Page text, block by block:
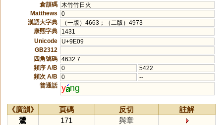
倉頡碼
木竹竹日火
Matthews
0
漢語大字典
（一版）4663；（二版）4973
康熙字典
1431
Unicode
U+9E09
GB2312
四角號碼 4632.7
頻序 A/B
0
5422
頻次 A/B
0
--
普通話 y ng
《廣韻》 頁碼 反切
註解
鸉
171
與章